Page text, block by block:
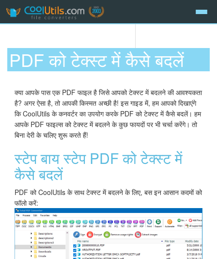
PDF को टेक्स्ट में कैसे बदलें
क्या आपके पास एक PDF फाइल है जिसे आपको टेक्स्ट में बदलने की आवश्यकता
है? अगर ऐसा है, तो आपकी किस्मत अच्छी है! इस गाइड में, हम आपको दिखाएंगे
कि CoolUtils के कनवर्टर का उपयोग करके PDF को टेक्स्ट में कैसे बदलें। हम
आपके PDF फाइल्स को टेक्स्ट में बदलने के कुछ फायदों पर भी चर्चा करेंगे। तो
बिना देरी के चलिए शुरू करते हैं!
स्टेप बाय स्टेप PDF को टेक्स्ट में
कैसे बदलें
PDF को CoolUtils के साथ टेक्स्ट में बदलने के लिए, बस इन आसान कदमों को
फॉलो करें: